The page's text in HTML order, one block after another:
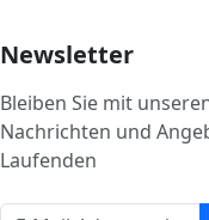
Newsletter
Bleiben Sie mit
Nachrichten und
Laufenden